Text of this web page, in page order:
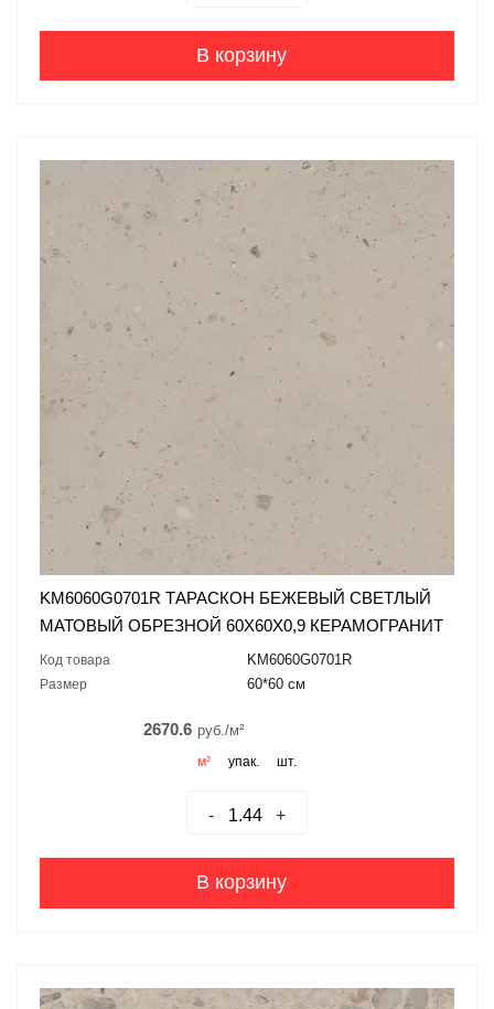
В корзину
KM6060G0701R ТАРАСКОН БЕЖЕВЫЙ СВЕТЛЫЙ
МАТОВЫЙ ОБРЕЗНОЙ 60X60X0,9 КЕРАМОГРАНИТ
Код товара KM6060G0701R
Размер 60*60 см
2670.6 руб./м²
м² упак. шт.
- +
В корзину